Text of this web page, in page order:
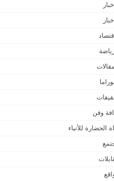
وفن
الحضارة للأنباء